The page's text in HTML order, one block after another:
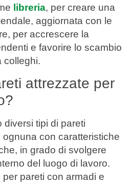
libreria, per creare una
aggiornata con le
per accrescere la
e favorire lo scambio
colleghi.
attrezzate per
diversi tipi di pareti
con caratteristiche
in grado di svolgere
del luogo di lavoro.
pareti con armadi e